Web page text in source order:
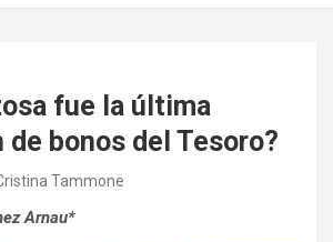
fue la última
de bonos del Tesoro?
Tammone
Arnau*